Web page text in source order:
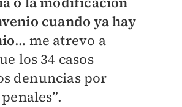
cuando ya hay
… me atrevo a
los 34 casos
denuncias por